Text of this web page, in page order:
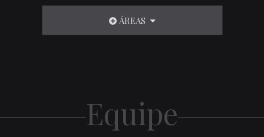
ÁREAS
Equipe